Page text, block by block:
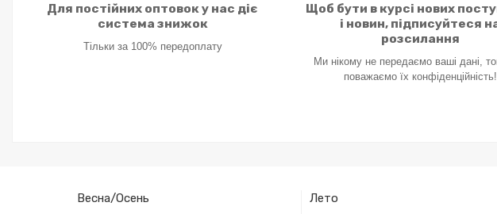
Для постійних оптовок у нас діє
система знижок
Тільки за 100% передоплату
Щоб бути в курсі нових
і новин, підписуйтеся
розсилання
Ми нікому не передаємо ваші дані,
поважаємо їх конфіденційність!
Весна/Осень Лето